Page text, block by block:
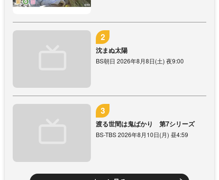
沈まぬ太陽
BS朝日 2026年8月8日(土) 夜9:00
渡る世間は鬼ばかり 第7シリーズ
BS-TBS 2026年8月10日(月) 昼4:59